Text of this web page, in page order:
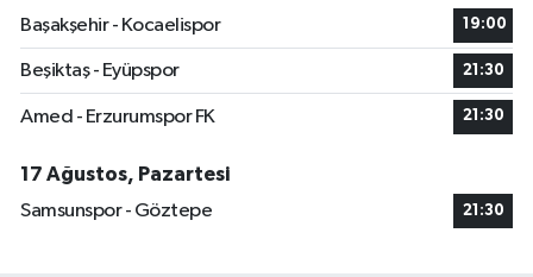
Başakşehir - Kocaelispor
19:00
Beşiktaş - Eyüpspor 21:30
Amed - Erzurumspor FK 21:30
17 Ağustos, Pazartesi
Samsunspor - Göztepe
21:30